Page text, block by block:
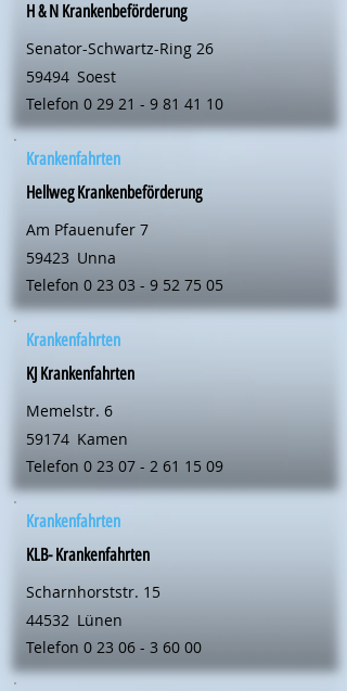
H & N Krankenbeförderung
Senator-Schwartz-Ring 26
59494 Soest
Telefon 0 29 21 - 9 81 41 10
Krankenfahrten
Hellweg Krankenbeförderung
Am Pfauenufer 7
59423 Unna
Telefon 0 23 03 - 9 52 75 05
Krankenfahrten
KJ Krankenfahrten
Memelstr. 6
59174 Kamen
Telefon 0 23 07 - 2 61 15 09
Krankenfahrten
KLB- Krankenfahrten
Scharnhorststr. 15
44532 Lünen
Telefon 0 23 06 - 3 60 00